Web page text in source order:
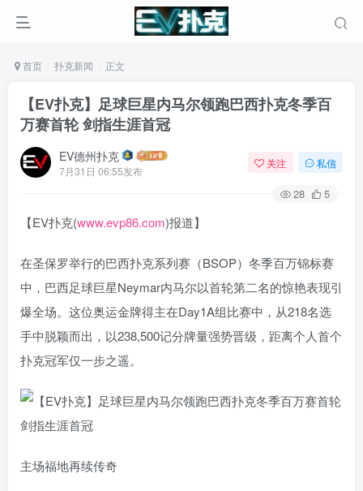
首页 扑克新闻 正文
【EV扑克】足球巨星内马尔领跑巴西扑克冬季百
万赛首轮 剑指生涯首冠
EV德州扑克
7月31日 06:55发布
关注 私信
28 5
【EV扑克(www.evp86.com)报道】
在圣保罗举行的巴西扑克系列赛（BSOP）冬季百万锦标赛
中，巴西足球巨星Neymar内马尔以首轮第二名的惊艳表现引
爆全场。这位奥运金牌得主在Day1A组比赛中，从218名选
手中脱颖而出，以238,500记分牌量强势晋级，距离个人首个
扑克冠军仅一步之遥。
主场福地再续传奇